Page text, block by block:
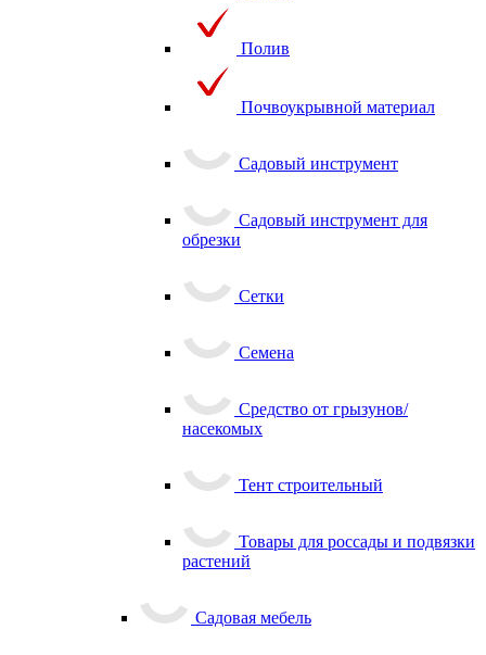
Полив
Почвоукрывной материал
Садовый инструмент
Садовый инструмент для
обрезки
Сетки
Семена
Средство от грызунов/
насекомых
Тент строительный
Товары для россады и подвязки
растений
Садовая мебель